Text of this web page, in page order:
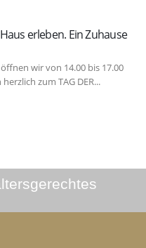
erleben. Ein Zuhause
wir von 14.00 bis 17.00
zum TAG DER...